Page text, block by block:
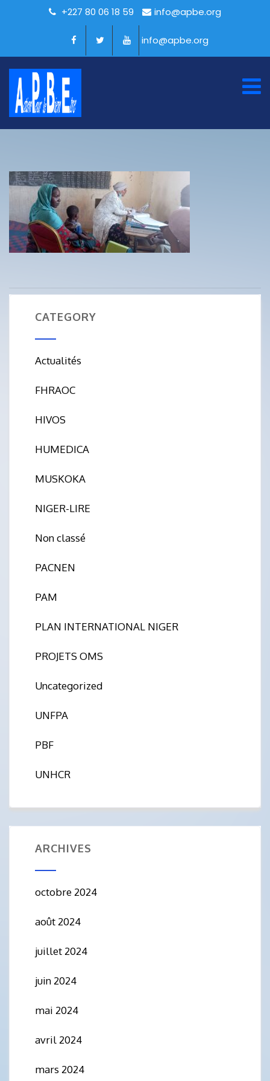
+227 80 06 18 59 info@apbe.org
info@apbe.org
CATEGORY
Actualités
FHRAOC
HIVOS
HUMEDICA
MUSKOKA
NIGER-LIRE
Non classé
PACNEN
PAM
PLAN INTERNATIONAL NIGER
PROJETS OMS
Uncategorized
UNFPA
PBF
UNHCR
ARCHIVES
octobre 2024
août 2024
juillet 2024
juin 2024
mai 2024
avril 2024
mars 2024